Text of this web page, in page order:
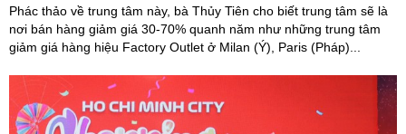
Phác thảo về trung tâm này, bà Thủy Tiên cho biết trung tâm sẽ là
nơi bán hàng giảm giá 30-70% quanh năm như những trung tâm
giảm giá hàng hiệu Factory Outlet ở Milan (Ý), Paris (Pháp)...